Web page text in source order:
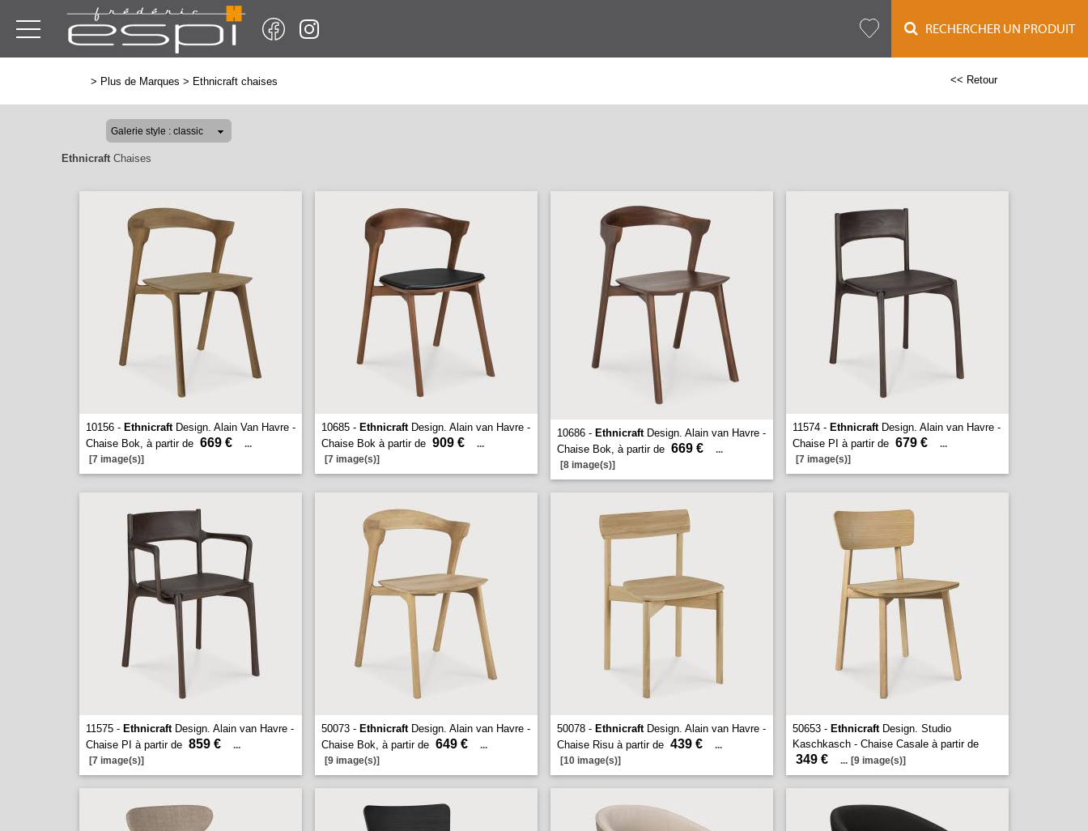
RECHERCHER UN PRODUIT
> Plus de Marques > Ethnicraft chaises << Retour
Ethnicraft Chaises
10156 - EthnicraftDesign. Alain Van Havre -
Chaise Bok, à partir de 669 €
...
[7 image(s)]
10685 - EthnicraftDesign. Alain van Havre -
Chaise Bok à partir de 909 €
...
[7 image(s)]
10686 - EthnicraftDesign. Alain van Havre -
Chaise Bok, à partir de 669 €
...
[8 image(s)]
11574 - EthnicraftDesign. Alain van Havre -
Chaise PI à partir de 679 €
...
[7 image(s)]
11575 - EthnicraftDesign. Alain van Havre -
Chaise PI à partir de 859 €
...
[7 image(s)]
50073 - EthnicraftDesign. Alain van Havre -
Chaise Bok, à partir de 649 €
...
[9 image(s)]
50078 - EthnicraftDesign. Alain van Havre -
Chaise Risu à partir de 439 €
...
[10 image(s)]
50653 - EthnicraftDesign. Studio
Kaschkasch - Chaise Casale à partir de
349 € ... [9 image(s)]